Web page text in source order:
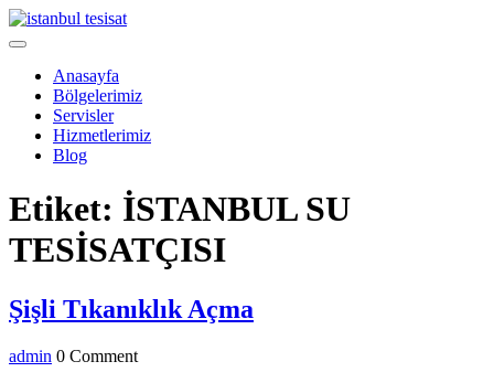
Skip
to
Open
Anasayfa
Bölgelerimiz
Servisler
Hizmetlerimiz
Blog
Menu
Etiket: İSTANBUL SU
TESİSATÇISI
Şişli Tıkanıklık Açma
admin admin
0 Comment